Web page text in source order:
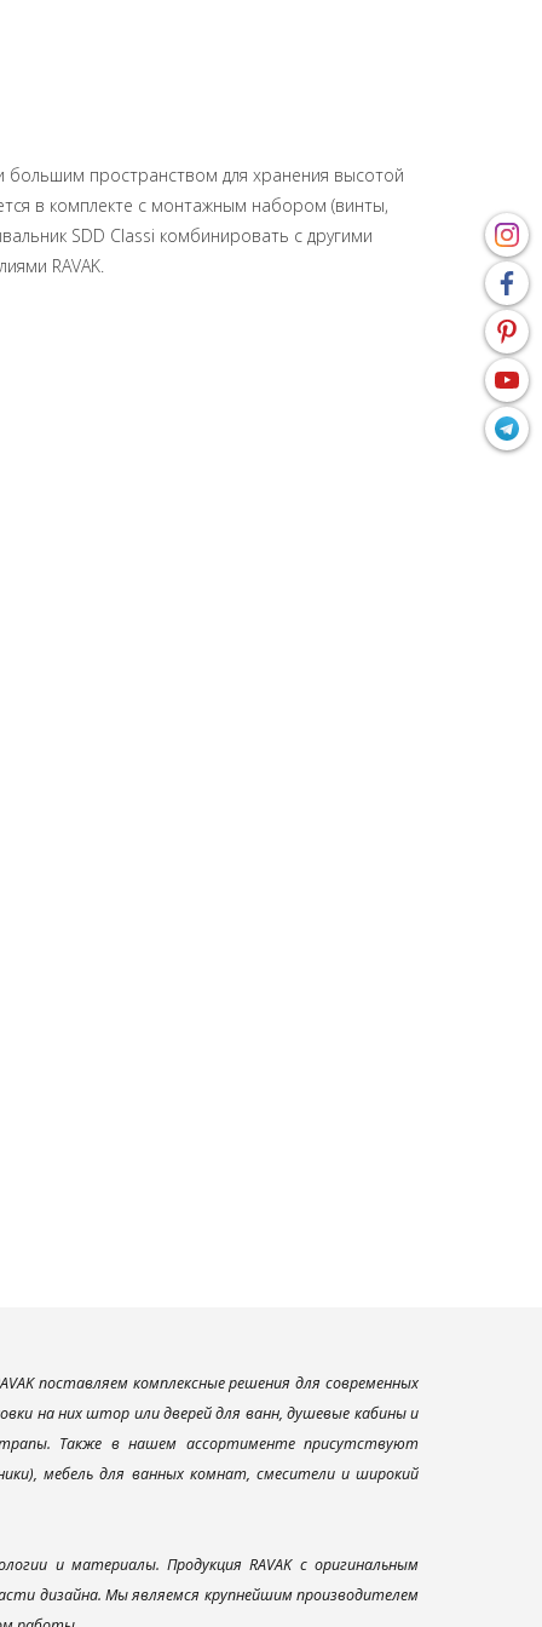
большим пространством для хранения высотой
в комплекте с монтажным набором (винты,
SDD Classi комбинировать с другими
RAVAK.
поставляем комплексные решения для современных
на них штор или дверей для ванн, душевые кабины и
Также в нашем ассортименте присутствуют
мебель для ванных комнат, смесители и широкий
и материалы. Продукция RAVAK с оригинальным
дизайна. Мы являемся крупнейшим производителем